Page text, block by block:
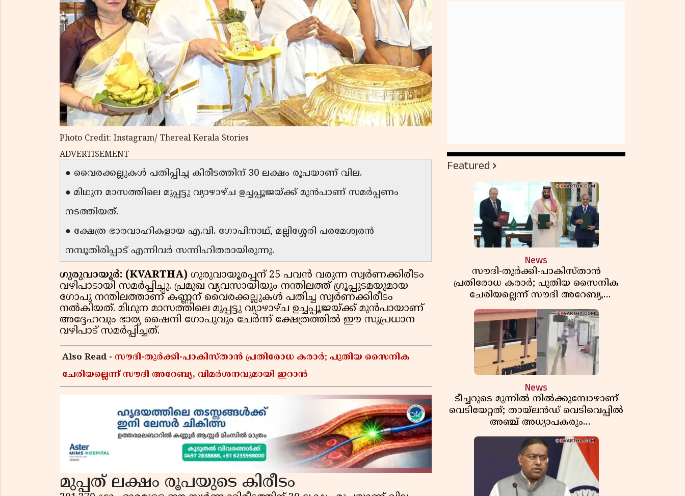
Photo Credit: Instagram/ Thereal Kerala Stories
ADVERTISEMENT
● വൈരക്കല്ലുകൾ പതിപ്പിച്ച കിരീടത്തിന് 30 ലക്ഷം രൂപയാണ് വില.
● മിഥുന മാസത്തിലെ മുപ്പട്ടു വ്യാഴാഴ്ച ഉച്ചപ്പൂജയ്ക്ക് മുൻപാണ് സമർപ്പണം
നടത്തിയത്.
● ക്ഷേത്ര ഭാരവാഹികളായ എ.വി. ഗോപിനാഥ്, മല്ലിശ്ശേരി പരമേശ്വരൻ
നമ്പൂതിരിപ്പാട് എന്നിവർ സന്നിഹിതരായിരുന്നു.
ഗുരുവായൂർ: (KVARTHA) ഗുരുവായൂരപ്പന് 25 പവൻ വരുന്ന സ്വർണക്കിരീടം
വഴിപാടായി സമർപ്പിച്ചു. പ്രമുഖ വ്യവസായിയും നന്തിലത്ത് ഗ്രൂപ്പുടമയുമായ
ഗോപു നന്തിലത്താണ് കണ്ണന് വൈരക്കല്ലുകൾ പതിച്ച സ്വർണക്കിരീടം
നൽകിയത്. മിഥുന മാസത്തിലെ മുപ്പട്ടു വ്യാഴാഴ്‌ച ഉച്ചപ്പൂജയ്ക്ക് മുൻപായാണ്
അദ്ദേഹവും ഭാര്യ ഷൈനി ഗോപുവും ചേർന്ന് ക്ഷേത്രത്തിൽ ഈ സുപ്രധാന
വഴിപാട് സമർപ്പിച്ചത്.
Also Read - സൗദി-തുർക്കി-പാകിസ്താൻ പ്രതിരോധ കരാർ; പുതിയ സൈനിക
ചേരിയല്ലെന്ന് സൗദി അറേബ്യ, വിമർശനവുമായി ഇറാൻ
മുപ്പത് ലക്ഷം രൂപയുടെ കിരീടം
Featured
News
സൗദി-തുർക്കി-പാകിസ്താൻ
പ്രതിരോധ കരാർ; പുതിയ സൈനിക
ചേരിയല്ലെന്ന് സൗദി അറേബ്യ,
വിമർശനവുമായി ഇറാൻ
News
ടീച്ചറുടെ മുന്നിൽ നിൽക്കുമ്പോഴാണ്
വെടിയേറ്റത്; തായ്‌ലൻഡ് വെടിവെപ്പിൽ
അഞ്ച് അധ്യാപകരും
മുത്തശ്ശീമുത്തശ്ശന്മാരും കൊല്ലപ്പെട്ടു,
മരണസംഖ്യ 7; ഞെട്ടിക്കുന്ന
വെളിപ്പെടുത്തലുകൾ